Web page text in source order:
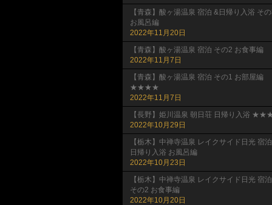
【青森】酸ヶ湯温泉 宿泊 &日帰り入浴 そ
お風呂編
2022年11月20日
【青森】酸ヶ湯温泉 宿泊 その2 お食事編
2022年11月7日
【青森】酸ヶ湯温泉 宿泊 その1 お部屋編
★★★★
2022年11月7日
【長野】姫川温泉 朝日荘 日帰り入浴
2022年10月29日
【栃木】中禅寺温泉 レイクサイド日光 宿
日帰り入浴 お風呂編
2022年10月23日
【栃木】中禅寺温泉 レイクサイド日光 宿泊
その2 お食事編
2022年10月20日